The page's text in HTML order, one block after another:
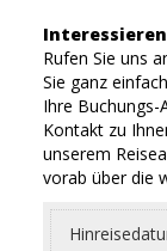
Rufen Sie uns
Sie ganz
Ihre Buchungs-
Kontakt zu
unserem
vorab über die